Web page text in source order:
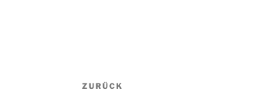
Beitragsnavigation
Vorheriger
ZURÜCK